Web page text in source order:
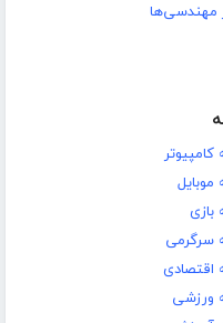
مهندسی‌ها
کامپیوتر
موبایل
بازی
سرگرمی
اقتصادی
ورزشی